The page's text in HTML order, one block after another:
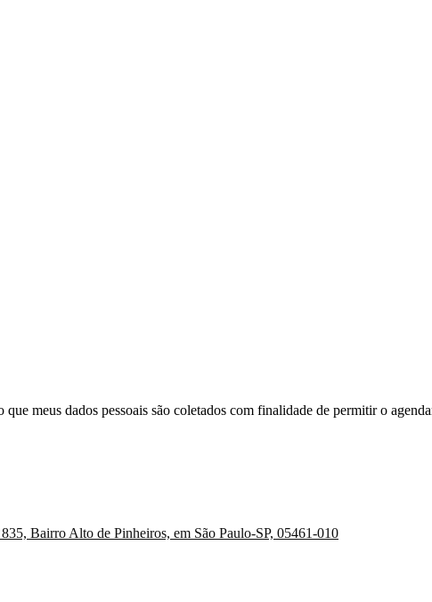
que meus dados pessoais são coletados com finalidade de permitir o
Bairro Alto de Pinheiros, em São Paulo-SP, 05461-010